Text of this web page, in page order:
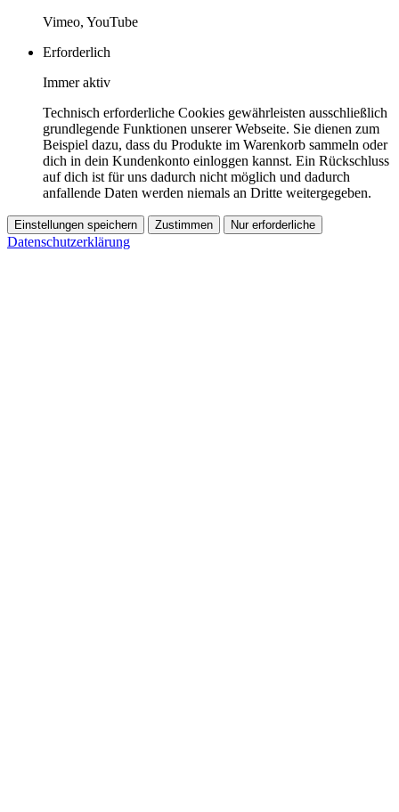
Vimeo, YouTube
Erforderlich
Immer aktiv
Technisch erforderliche Cookies gewährleisten ausschließlich
grundlegende Funktionen unserer Webseite. Sie dienen zum
Beispiel dazu, dass du Produkte im Warenkorb sammeln oder
dich in dein Kundenkonto einloggen kannst. Ein Rückschluss
auf dich ist für uns dadurch nicht möglich und dadurch
anfallende Daten werden niemals an Dritte weitergegeben.
Einstellungen speichern Zustimmen Nur erforderliche
Datenschutzerklärung